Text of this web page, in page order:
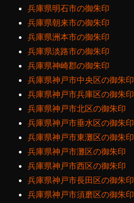
兵庫県明石市の御朱印
兵庫県朝来市の御朱印
兵庫県洲本市の御朱印
兵庫県淡路市の御朱印
兵庫県神崎郡の御朱印
兵庫県神戸市中央区の御朱印
兵庫県神戸市兵庫区の御朱印
兵庫県神戸市北区の御朱印
兵庫県神戸市垂水区の御朱印
兵庫県神戸市東灘区の御朱印
兵庫県神戸市灘区の御朱印
兵庫県神戸市西区の御朱印
兵庫県神戸市長田区の御朱印
兵庫県神戸市須磨区の御朱印